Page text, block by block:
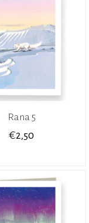
Rana 5
€2,50